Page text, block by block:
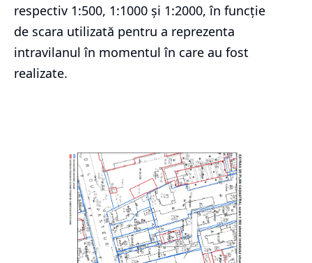
respectiv 1:500, 1:1000 și 1:2000, în funcție
de scara utilizată pentru a reprezenta
intravilanul în momentul în care au fost
realizate.